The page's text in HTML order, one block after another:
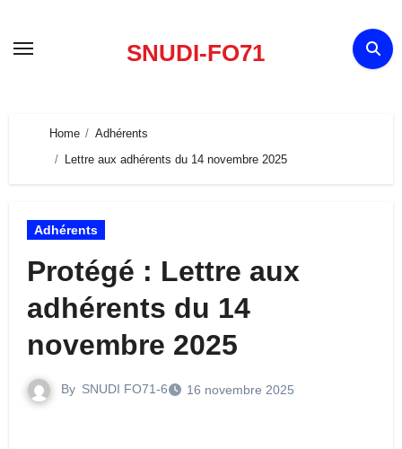
SNUDI-FO71
Home
Adhérents
Lettre aux adhérents du 14 novembre 2025
Adhérents
Protégé : Lettre aux
adhérents du 14
novembre 2025
By SNUDI FO71-6 16 novembre 2025